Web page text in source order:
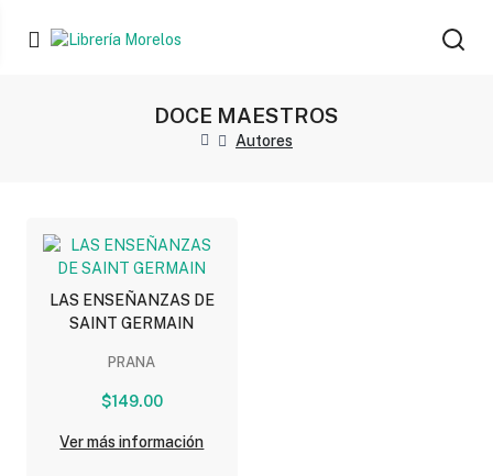
DOCE MAESTROS
Autores
LAS ENSEÑANZAS DE
SAINT GERMAIN
PRANA
$149.00
Ver más información